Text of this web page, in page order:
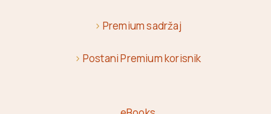
> Premium sadržaj
> Postani Premium korisnik